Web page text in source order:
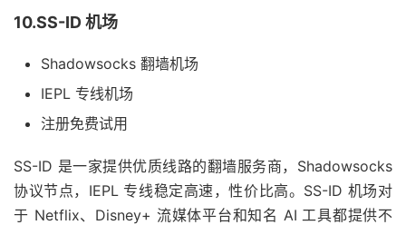
10.SS-ID 机场
Shadowsocks 翻墙机场
IEPL 专线机场
注册免费试用
SS-ID 是一家提供优质线路的翻墙服务商，Shadowsocks
协议节点，IEPL 专线稳定高速，性价比高。SS-ID 机场对
于 Netflix、Disney+ 流媒体平台和知名 AI 工具都提供不